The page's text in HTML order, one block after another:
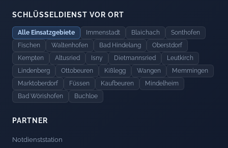
SCHLÜSSELDIENST VOR ORT
Alle Einsatzgebiete Immenstadt Blaichach
Sonthofen
Fischen
Waltenhofen Bad Hindelang
Oberstdorf
Kempten
Altusried Isny Dietmannsried
Leutkirch
Lindenberg
Ottobeuren Kißlegg Wangen
Memmingen
Marktoberdorf
Füssen Kaufbeuren
Mindelheim
Bad Wörishofen
Buchloe
PARTNER
Notdienststation